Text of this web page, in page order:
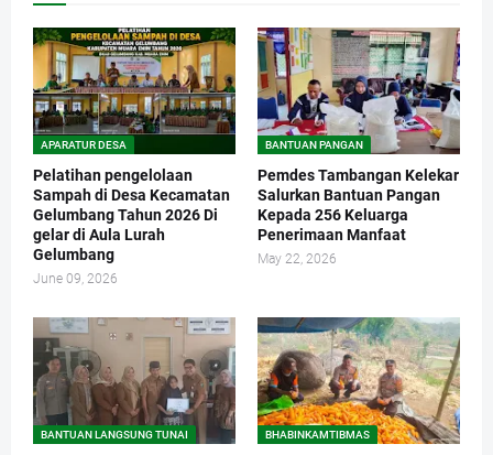
APARATUR DESA
Pelatihan pengelolaan
Sampah di Desa Kecamatan
Gelumbang Tahun 2026 Di
gelar di Aula Lurah
Gelumbang
June 09, 2026
BANTUAN PANGAN
Pemdes Tambangan Kelekar
Salurkan Bantuan Pangan
Kepada 256 Keluarga
Penerimaan Manfaat
May 22, 2026
BANTUAN LANGSUNG TUNAI BHABINKAMTIBMAS